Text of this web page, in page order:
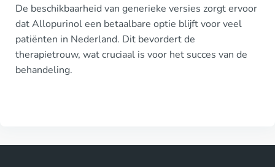
De beschikbaarheid van generieke versies zorgt ervoor
dat Allopurinol een betaalbare optie blijft voor veel
patiënten in Nederland. Dit bevordert de
therapietrouw, wat cruciaal is voor het succes van de
behandeling.